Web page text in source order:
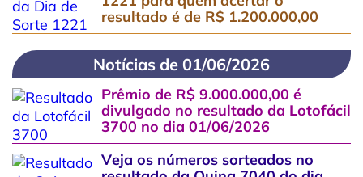
resultado é de R$ 1.200.000,00
Notícias de 01/06/2026
Prêmio de R$ 9.000.000,00 é
divulgado no resultado da Lotofácil
3700 no dia 01/06/2026
Veja os números sorteados no